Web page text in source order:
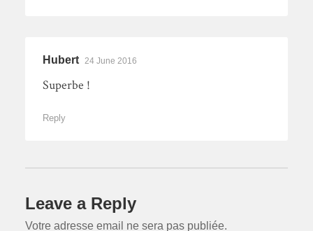
Hubert 24 June 2016
Superbe !
Reply
Leave a Reply
Votre adresse email ne sera pas publiée.